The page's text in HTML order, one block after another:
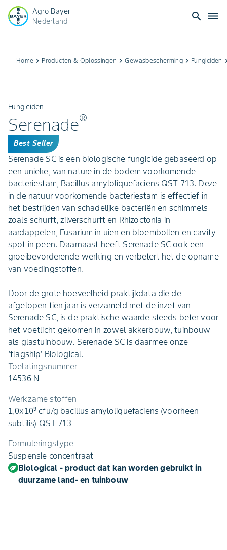
Agro Bayer
Nederland
search dehaze
Home keyboard_arrow_right Producten & Oplossingen keyboard_arrow_rightGewasbescherming keyboard_arrow_right Fungiciden
Fungiciden
Serenade®
Best Seller
Serenade SC is een biologische fungicide gebaseerd op
een unieke, van nature in de bodem voorkomende
bacteriestam, Bacillus amyloliquefaciens QST 713. Deze
in de natuur voorkomende bacteriestam is effectief in
het bestrijden van schadelijke bacteriën en schimmels
zoals schurft, zilverschurft en Rhizoctonia in
aardappelen, Fusarium in uien en bloembollen en cavity
spot in peen. Daarnaast heeft Serenade SC ook een
groeibevorderende werking en verbetert het de opname
van voedingstoffen.
Door de grote hoeveelheid praktijkdata die de
afgelopen tien jaar is verzameld met de inzet van
Serenade SC, is de praktische waarde steeds beter voor
het voetlicht gekomen in zowel akkerbouw, tuinbouw
als glastuinbouw. Serenade SC is daarmee onze
'flagship' Biological.
Toelatingsnummer
14536 N
Werkzame stoffen
1,0x10⁹ cfu/g bacillus amyloliquefaciens (voorheen
subtilis) QST 713
Formuleringstype
Suspensie concentraat
Biological - product dat kan worden gebruikt in
duurzame land- en tuinbouw